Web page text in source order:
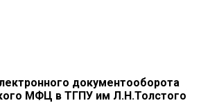
документооборота
МФЦ в ТГПУ им Л.Н.Толстого